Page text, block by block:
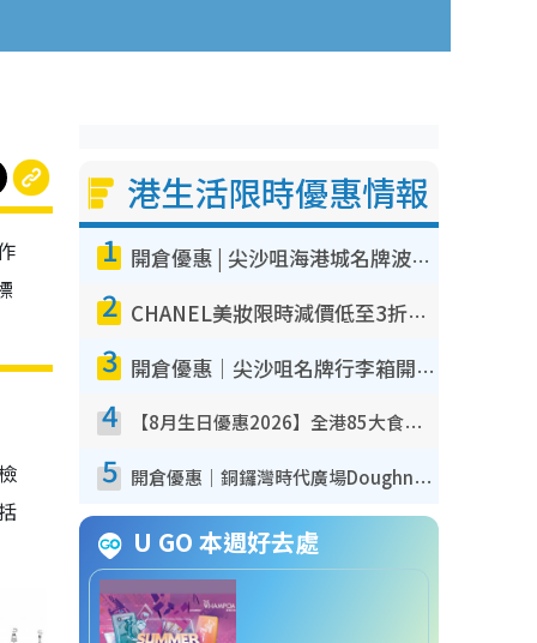
港生活限時優惠情報
1 開倉優惠 | 尖沙咀海港城名牌波鞋開倉低至1折！On鞋$899起／Joy&Peace鞋履$98起
2 CHANEL美妝限時減價低至3折！人氣粉底/唇膏/精華液低至$275！COCO香水都有平
3 開倉優惠｜尖沙咀名牌行李箱開倉低至4折！一連5日 American Tourister/ace./Hallmark $200起！
4 【8月生日優惠2026】全港85大食買玩著數攻略 自助餐/火鍋放題同行免費＋誠品/DONKI送現金券
5 開倉優惠｜銅鑼灣時代廣場Doughnut/Campo Marzio開倉低至1折！背囊、書包、手袋劈價$200起
U GO 本週好去處